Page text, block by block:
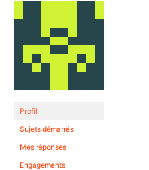
Profil
Sujets démarrés
Mes réponses
Engagements